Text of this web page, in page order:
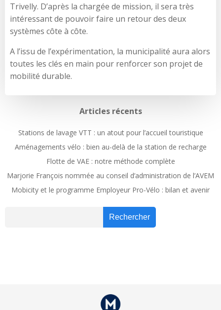
Trivelly. D’après la chargée de mission, il sera très
intéressant de pouvoir faire un retour des deux
systèmes côte à côte.
A l’issu de l’expérimentation, la municipalité aura alors
toutes les clés en main pour renforcer son projet de
mobilité durable.
Articles récents
Stations de lavage VTT : un atout pour l’accueil touristique
Aménagements vélo : bien au-delà de la station de recharge
Flotte de VAE : notre méthode complète
Marjorie François nommée au conseil d’administration de l’AVEM
Mobicity et le programme Employeur Pro-Vélo : bilan et avenir
Rechercher